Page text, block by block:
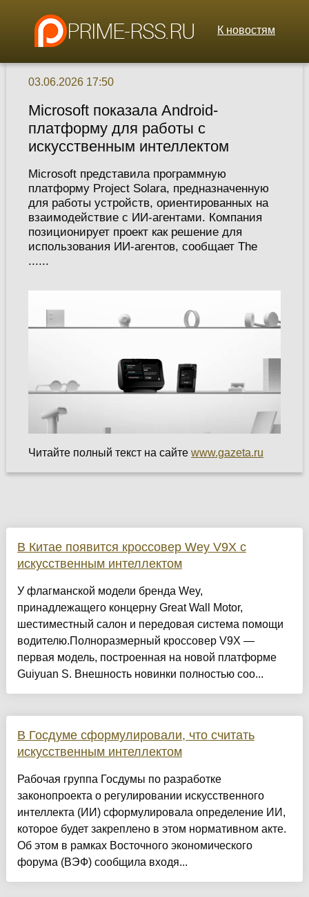
К новостям
03.06.2026 17:50
Microsoft показала Android-
платформу для работы с
искусственным интеллектом
Microsoft представила программную
платформу Project Solara, предназначенную
для работы устройств, ориентированных на
взаимодействие с ИИ-агентами. Компания
позиционирует проект как решение для
использования ИИ-агентов, сообщает The
......
Читайте полный текст на сайте www.gazeta.ru
В Китае появится кроссовер Wey V9X с
искусственным интеллектом
У флагманской модели бренда Wey,
принадлежащего концерну Great Wall Motor,
шестиместный салон и передовая система помощи
водителю.Полноразмерный кроссовер V9X —
первая модель, построенная на новой платформе
Guiyuan S. Внешность новинки полностью соо...
В Госдуме сформулировали, что считать
искусственным интеллектом
Рабочая группа Госдумы по разработке
законопроекта о регулировании искусственного
интеллекта (ИИ) сформулировала определение ИИ,
которое будет закреплено в этом нормативном акте.
Об этом в рамках Восточного экономического
форума (ВЭФ) сообщила входя...